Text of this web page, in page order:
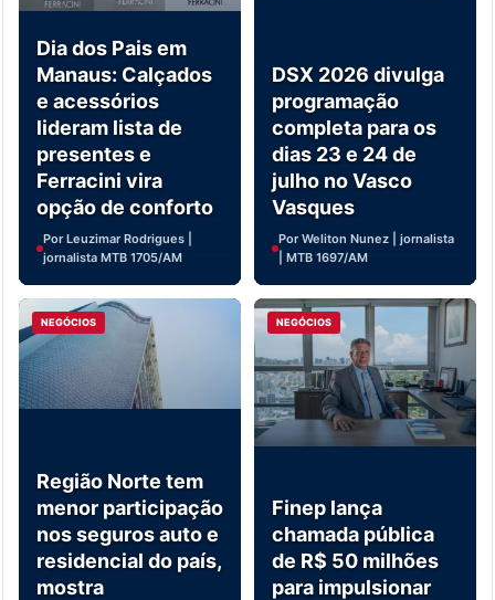
Dia dos Pais em
Manaus: Calçados
e acessórios
lideram lista de
presentes e
Ferracini vira
opção de conforto
Por Leuzimar Rodrigues |
jornalista MTB 1705/AM
DSX 2026 divulga
programação
completa para os
dias 23 e 24 de
julho no Vasco
Vasques
Por Weliton Nunez | jornalista
| MTB 1697/AM
NEGÓCIOS
Região Norte tem
menor participação
nos seguros auto e
residencial do país,
mostra
NEGÓCIOS
Finep lança
chamada pública
de R$ 50 milhões
para impulsionar